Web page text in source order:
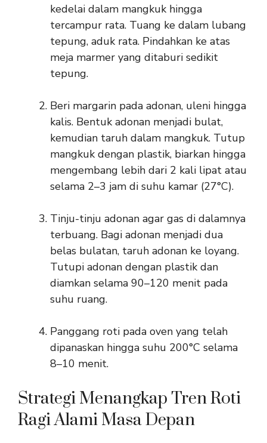
kedelai dalam mangkuk hingga
tercampur rata. Tuang ke dalam lubang
tepung, aduk rata. Pindahkan ke atas
meja marmer yang ditaburi sedikit
tepung.
Beri margarin pada adonan, uleni hingga
kalis. Bentuk adonan menjadi bulat,
kemudian taruh dalam mangkuk. Tutup
mangkuk dengan plastik, biarkan hingga
mengembang lebih dari 2 kali lipat atau
selama 2–3 jam di suhu kamar (27°C).
Tinju-tinju adonan agar gas di dalamnya
terbuang. Bagi adonan menjadi dua
belas bulatan, taruh adonan ke loyang.
Tutupi adonan dengan plastik dan
diamkan selama 90–120 menit pada
suhu ruang.
Panggang roti pada oven yang telah
dipanaskan hingga suhu 200°C selama
8–10 menit.
Strategi Menangkap Tren Roti
Ragi Alami Masa Depan